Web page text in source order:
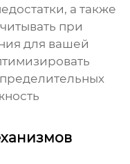
а также
при
для вашей